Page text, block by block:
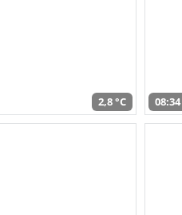
2,8 °C 08:34